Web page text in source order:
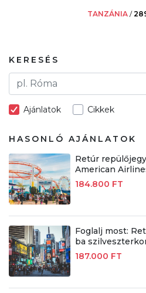
TANZÁNIA /
KERESÉS
Ajánlatok Cikkek
HASONLÓ AJÁNLATOK
Retúr
American
184.800 FT
Foglalj most:
ba
187.000 FT